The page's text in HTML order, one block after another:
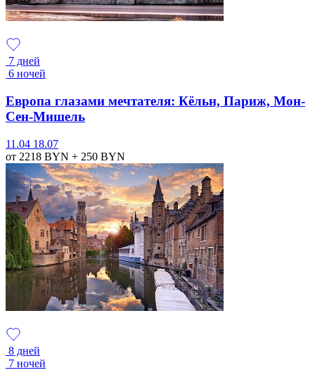
7 дней
6 ночей
Европа глазами мечтателя: Кёльн, Париж, Мон-
Сен-Мишель
11.04 18.07
от 2218 BYN + 250 BYN
8 дней
7 ночей